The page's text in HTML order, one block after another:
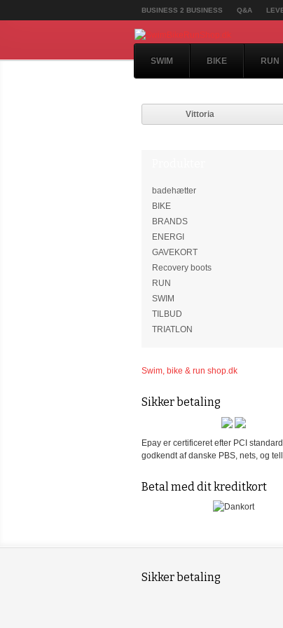
BUSINESS 2 BUSINESS Q&A
SWIM BIKE RUN
Vittoria
badehætter
BIKE
BRANDS
ENERGI
GAVEKORT
Recovery boots
RUN
SWIM
TILBUD
TRIATLON
Swim, bike & run shop.dk
Sikker betaling
Epay er certificeret efter PCI
godkendt af danske PBS, nets, og
Betal med dit kreditkort
Sikker betaling